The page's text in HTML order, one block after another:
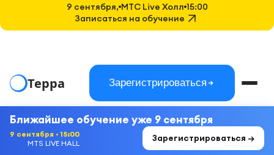
Терра Зарегистрироваться
Ближайшее обучение уже 9 сентября
9 сентября · 15:00
MTS LIVE HALL
Зарегистрироваться →
9 сентября, MTC Live Холл 15:00
Записаться на обучение